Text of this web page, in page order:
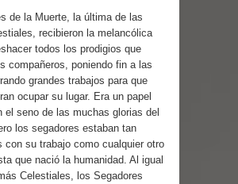
de la Muerte, la última de las
recibieron la melancólica
todos los prodigios que
compañeros, poniendo fin a las
grandes trabajos para que
ocupar su lugar. Era un papel
el seno de las muchas glorias del
los segadores estaban tan
con su trabajo como cualquier otro
que nació la humanidad. Al igual
Celestiales, los Segadores